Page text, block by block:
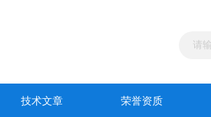
技术文章 荣誉资质